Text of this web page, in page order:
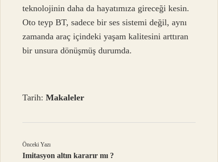
teknolojinin daha da hayatımıza gireceği kesin.
Oto teyp BT, sadece bir ses sistemi değil, aynı
zamanda araç içindeki yaşam kalitesini arttıran
bir unsura dönüşmüş durumda.
Tarih:Makaleler
Önceki Yazı
Imitasyon altın kararır mı ?